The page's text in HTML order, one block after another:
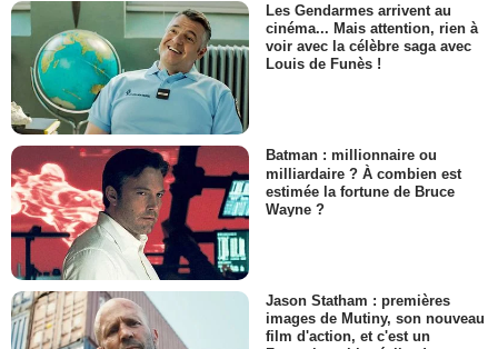
Les Gendarmes arrivent au
cinéma... Mais attention, rien à
voir avec la célèbre saga avec
Louis de Funès !
Batman : millionnaire ou
milliardaire ? À combien est
estimée la fortune de Bruce
Wayne ?
Jason Statham : premières
images de Mutiny, son nouveau
film d'action, et c'est un